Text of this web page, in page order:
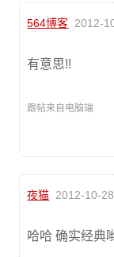
564博客 2012-
有意思!!
跟帖来自电脑端
夜猫 2012-10-
哈哈 确实经典